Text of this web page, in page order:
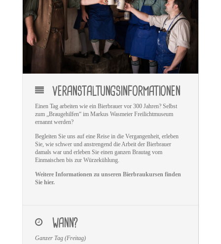
VERANSTALTUNGSINFORMATIONEN
Einen Tag arbeiten wie ein Bierbrauer vor 300 Jahren? Selbst
zum „Braugehilfen“ im Markus Wasmeier Freilichtmuseum
ernannt werden?
Begleiten Sie uns auf eine Reise in die Vergangenheit, erleben
Sie, wie schwer und anstrengend die Arbeit der Bierbrauer
damals war und erleben Sie einen ganzen Brautag vom
Einmaischen bis zur Würzekühlung.
Weitere Informationen zu unseren Bierbraukursen finden
Sie hier.
WANN?
Ganzer Tag (Freitag)